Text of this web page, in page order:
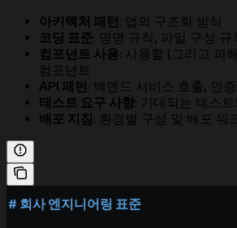
아키텍처 패턴: 앱의 구조화 방식
코딩 표준: 명명 규칙, 파일 구성 규
컴포넌트 사용: 사용할 (그리고 피
컴포넌트
API 패턴: 백엔드 서비스 호출, 인
테스트 요구 사항: 기대되는 테스
배포 지침 : 환경별 구성 및 배포 워
# 회사 엔지니어링 표준